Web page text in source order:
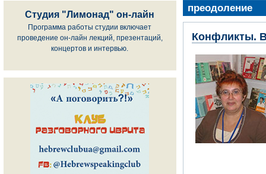
Студия "Лимонад" он-лайн
Программа работы студии включает
проведение он-лайн лекций, презентаций,
концертов и интервью.
преодоление
Конфликты.